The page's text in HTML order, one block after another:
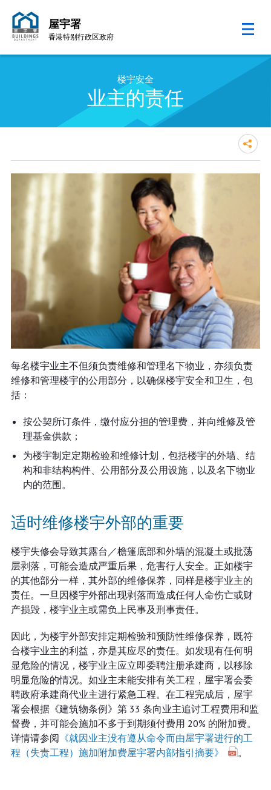
屋宇署
香港特别行政区政府
楼宇安全
业主的责任
每名楼宇业主不但须负责维修和管理名下物业，亦须负责
维修和管理楼宇的公用部分，以确保楼宇安全和卫生，包
括：
按公契所订条件，缴付应分担的管理费，并向维修及管
理基金供款；
为楼宇制定定期检验和维修计划，包括楼宇的外墙、结
构和非结构构件、公用部分及公用设施，以及名下物业
内的范围。
适时维修楼宇外部的重要
楼宇失修会导致其露台／檐篷底部和外墙的混凝土或批荡
层剥落，可能会造成严重后果，危害行人安全。正如楼宇
的其他部分一样，其外部的维修保养，同样是楼宇业主的
责任。一旦因楼宇外部出现剥落而造成任何人命伤亡或财
产损毁，楼宇业主或需负上民事及刑事责任。
因此，为楼宇外部安排定期检验和预防性维修保养，既符
合楼宇业主的利益，亦是其应尽的责任。如发现有任何明
显危险的情况，楼宇业主应立即委聘注册承建商，以移除
明显危险的情况。如业主未能安排有关工程，屋宇署会委
聘政府承建商代业主进行紧急工程。在工程完成后，屋宇
署会根据《建筑物条例》第 33 条向业主追讨工程费用和监
督费，并可能会施加不多于到期须付费用 20% 的附加费。
详情请参阅 《就因业主没有遵从命令而由屋宇署进行的工
程（失责工程）施加附加费屋宇署内部指引摘要》
。